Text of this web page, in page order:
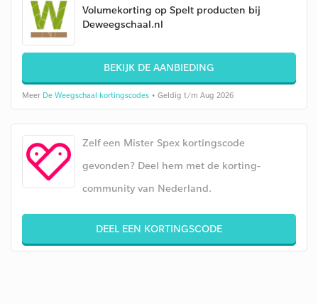
Volumekorting op Spelt producten bij
Deweegschaal.nl
BEKIJK DE AANBIEDING
Meer De Weegschaal kortingscodes • Geldig t/m Aug 2026
Zelf een Mister Spex kortingscode
gevonden? Deel hem met de korting-
community van Nederland.
DEEL EEN KORTINGSCODE